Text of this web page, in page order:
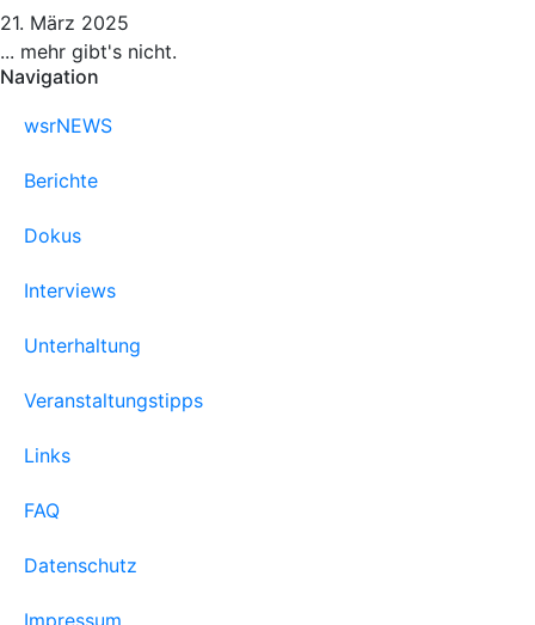
21. März 2025
... mehr gibt's nicht.
Navigation
wsrNEWS
Berichte
Dokus
Interviews
Unterhaltung
Veranstaltungstipps
Links
FAQ
Datenschutz
Impressum